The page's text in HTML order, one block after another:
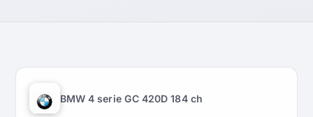
BMW 4 serie GC 420D 184 ch